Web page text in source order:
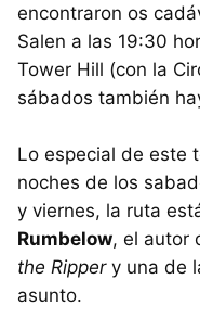
encontraron os
Salen a las 19:30
Tower Hill (con la
sábados también
Lo especial de este
noches de los
y viernes, la ruta
Rumbelow, el autor
the Rippery una de
asunto.